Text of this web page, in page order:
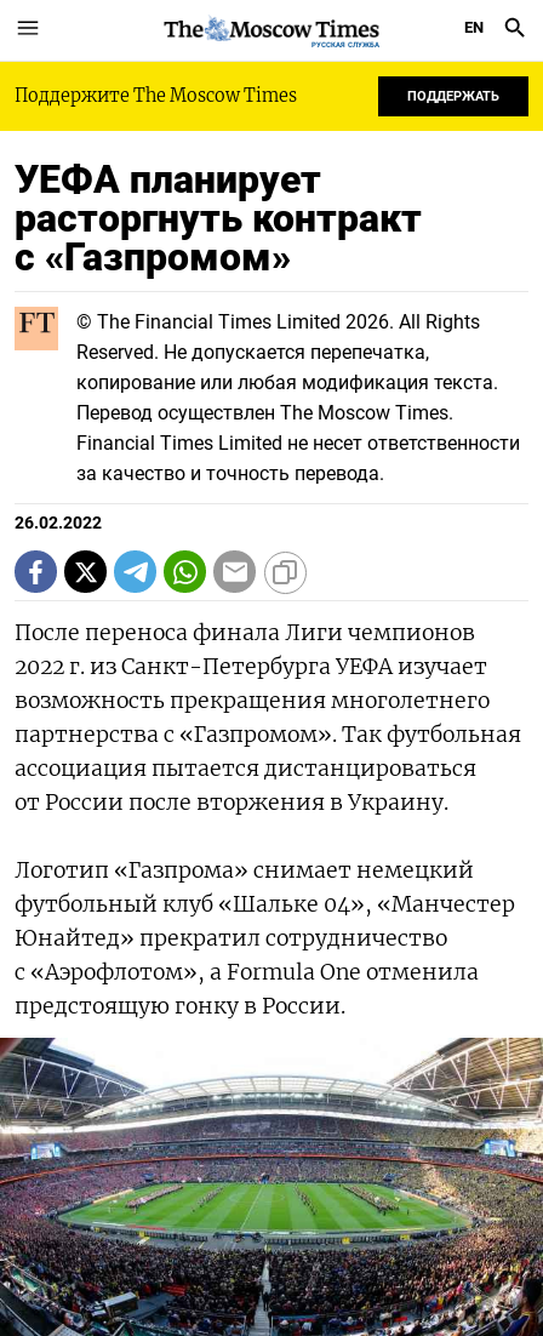
РУССКАЯ СЛУЖБА
EN
Поддержите The Moscow Times ПОДДЕРЖАТЬ
УЕФА планирует
расторгнуть контракт
с «Газпромом»
© The Financial Times Limited 2026. All Rights
Reserved. Не допускается перепечатка,
копирование или любая модификация текста.
Перевод осуществлен The Moscow Times.
Financial Times Limited не несет ответственности
за качество и точность перевода.
26.02.2022
После переноса финала Лиги чемпионов
2022 г. из Санкт-Петербурга УЕФА изучает
возможность прекращения многолетнего
партнерства с «Газпромом». Так футбольная
ассоциация пытается дистанцироваться
от России после вторжения в Украину.
Логотип «Газпрома» снимает немецкий
футбольный клуб «Шальке 04», «Манчестер
Юнайтед» прекратил сотрудничество
с «Аэрофлотом», а Formula One отменила
предстоящую гонку в России.